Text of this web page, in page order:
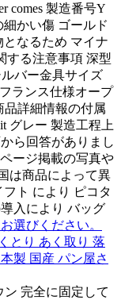
comes 製造番号Y
かい傷 ゴールド
なるため マイナ
する注意事項 深型
バー金具サイズ
ランス仕様オープ
品詳細情報の付属
グレー 製造工程上
ら回答がありまし
ージ掲載の写真や
は商品によって異
ト により ピコタ
入により バッグ
選びください。
とり あく取り 落
製 国産 パン屋さ
ン 完全に固定して